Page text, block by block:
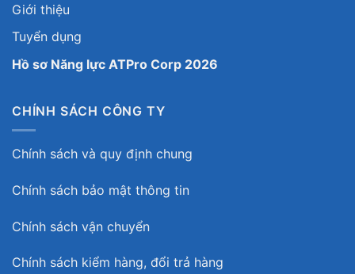
Giới thiệu
Tuyển dụng
Hồ sơ Năng lực ATPro Corp 2026
CHÍNH SÁCH CÔNG TY
Chính sách và quy định chung
Chính sách bảo mật thông tin
Chính sách vận chuyển
Chính sách kiểm hàng, đổi trả hàng